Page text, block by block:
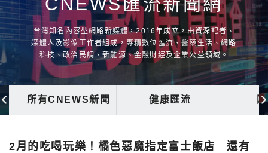
台灣知名內容型網路新媒體，2016年成立，由資深記者、
媒體人及影像工作者組成，專精數位匯流、醫藥生活、網路
科技、政治民調、新能源、金融財經及企業公益領域。
所有CNEWS新聞 健康匯流
2月的吃喝玩樂！橘色惡魔指定富士飯店 還有